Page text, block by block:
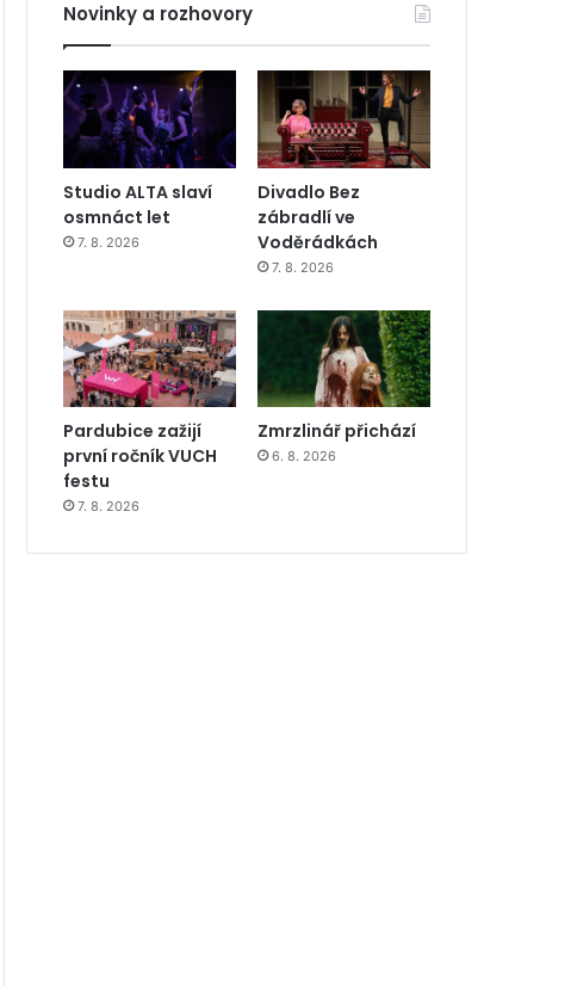
Novinky a rozhovory
Studio ALTA slaví
osmnáct let
7. 8. 2026
Divadlo Bez
zábradlí ve
Voděrádkách
7. 8. 2026
Pardubice zažijí
první ročník VUCH
festu
7. 8. 2026
Zmrzlinář přichází
6. 8. 2026